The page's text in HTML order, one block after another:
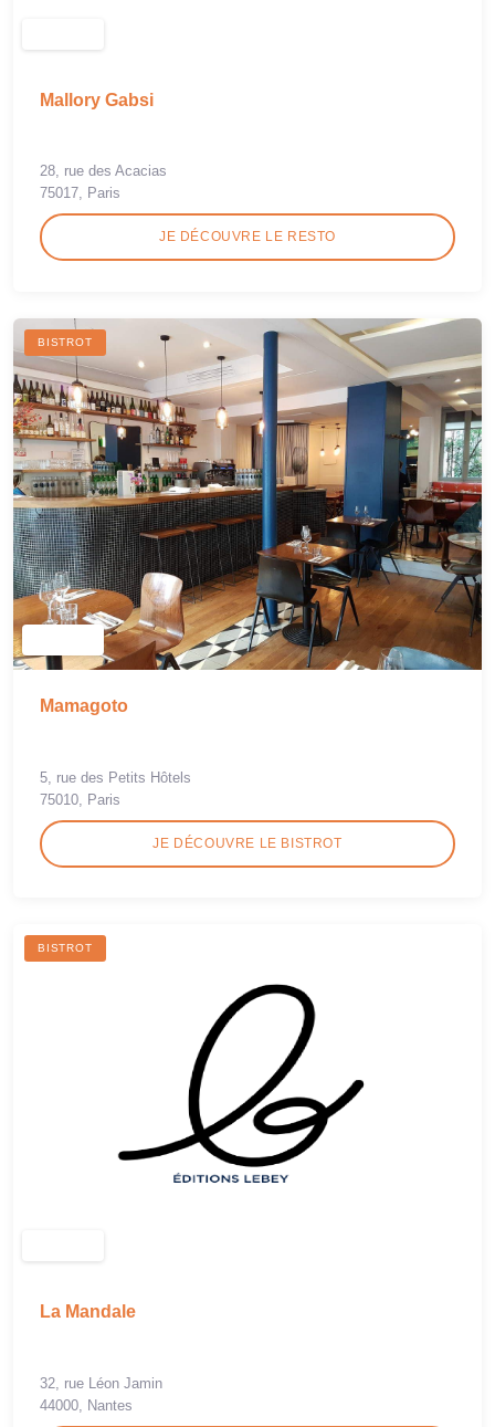
Mallory Gabsi
28, rue des Acacias
75017, Paris
JE DÉCOUVRE LE RESTO
BISTROT
Mamagoto
5, rue des Petits Hôtels
75010, Paris
JE DÉCOUVRE LE BISTROT
BISTROT
La Mandale
32, rue Léon Jamin
44000, Nantes